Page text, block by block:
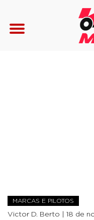
MARCAS E PILOTOS
Victor D. Berto | 18 de